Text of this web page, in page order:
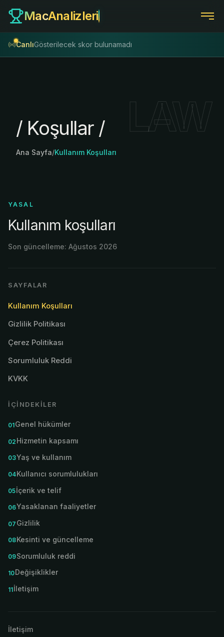
MacAnalizleri
CanlıGösterilecek skor bulunamadı
LAW
/ Koşullar /
Ana Sayfa/Kullanım Koşulları
YASAL
Kullanım koşulları
Son güncelleme: Ağustos 2026
SAYFALAR
Kullanım Koşulları
Gizlilik Politikası
Çerez Politikası
Sorumluluk Reddi
KVKK
İÇINDEKILER
Genel hükümler
Hizmetin kapsamı
Yaş ve kullanım
Kullanıcı sorumlulukları
İçerik ve telif
Yasaklanan faaliyetler
Gizlilik
Kesinti ve güncelleme
Sorumluluk reddi
Değişiklikler
İletişim
İletişim